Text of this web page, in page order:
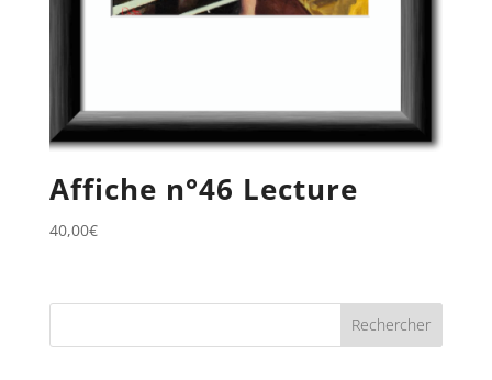
Affiche n°46 Lecture
40,00€